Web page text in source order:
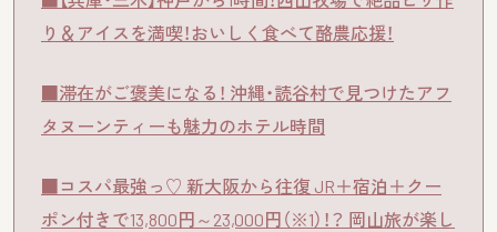
り＆アイスを満喫！おいしく食べて酪農応援！
■滞在がご褒美になる！ 沖縄・読谷村で見つけたアフ
タヌーンティーも魅力のホテル時間
■コスパ最強っ♡ 新大阪から往復 JR＋宿泊＋クー
ポン付きで13,800円～23,000円（※1）！？ 岡山旅が楽し